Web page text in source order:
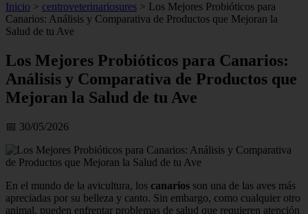
Inicio > centroveterinariosures > Los Mejores Probióticos para
Canarios: Análisis y Comparativa de Productos que Mejoran la
Salud de tu Ave
Los Mejores Probióticos para Canarios:
Análisis y Comparativa de Productos que
Mejoran la Salud de tu Ave
📅 30/05/2026
En el mundo de la avicultura, los canarios son una de las aves más
apreciadas por su belleza y canto. Sin embargo, como cualquier otro
animal, pueden enfrentar problemas de salud que requieren atención